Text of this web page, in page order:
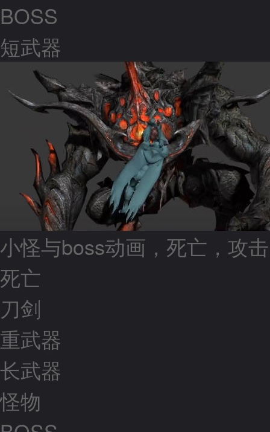
BOSS
短武器
小怪与boss动画，死亡，攻
死亡
刀剑
重武器
长武器
怪物